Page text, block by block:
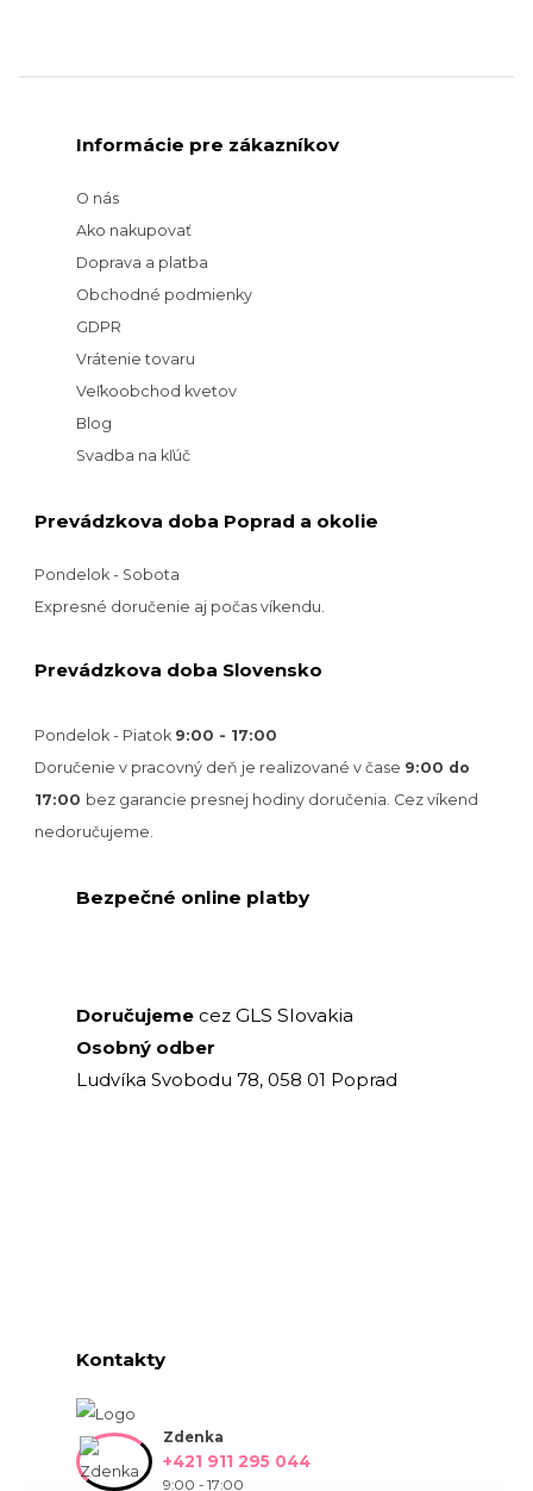
Informácie pre zákazníkov
O nás
Ako nakupovať
Doprava a platba
Obchodné podmienky
GDPR
Vrátenie tovaru
Veľkoobchod kvetov
Blog
Svadba na kľúč
Prevádzkova doba Poprad a okolie
Pondelok - Sobota
Expresné doručenie aj počas víkendu.
Prevádzkova doba Slovensko
Pondelok - Piatok 9:00 - 17:00
Doručenie v pracovný deň je realizované v čase 9:00 do
17:00 bez garancie presnej hodiny doručenia. Cez víkend
nedoručujeme.
Bezpečné online platby
Doručujeme cez GLS Slovakia
Osobný odber
Ludvíka Svobodu 78, 058 01 Poprad
Kontakty
Zdenka
+421 911 295 044
9:00 - 17:00